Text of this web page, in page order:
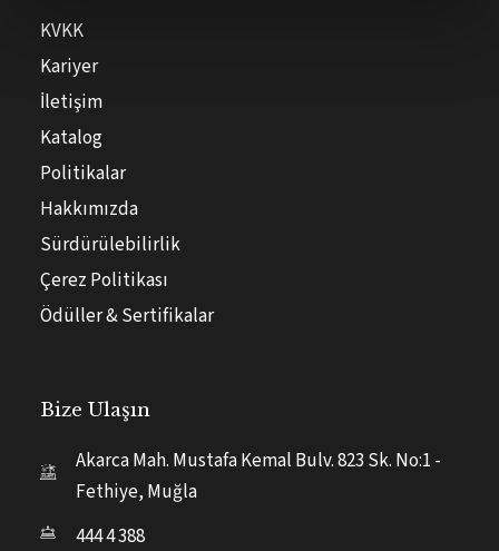
KVKK
Kariyer
İletişim
Katalog
Politikalar
Hakkımızda
Sürdürülebilirlik
Çerez Politikası
Ödüller & Sertifikalar
Bize Ulaşın
Akarca Mah. Mustafa Kemal Bulv. 823 Sk. No:1 -
Fethiye, Muğla
444 4 388